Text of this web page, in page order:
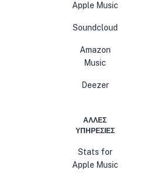
Apple Music
Soundcloud
Amazon
Music
Deezer
ΆΛΛΕΣ
ΥΠΗΡΕΣΊΕΣ
Stats for
Apple Music